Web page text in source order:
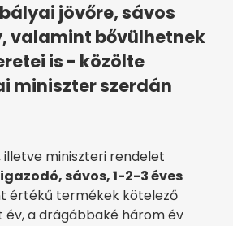
jövőre, sávos
valamint bővülhetnek
is - közölte
miniszter szerdán
miniszteri rendelet
sávos, 1-2-3 éves
értékű termékek kötelező
a drágábbaké három év